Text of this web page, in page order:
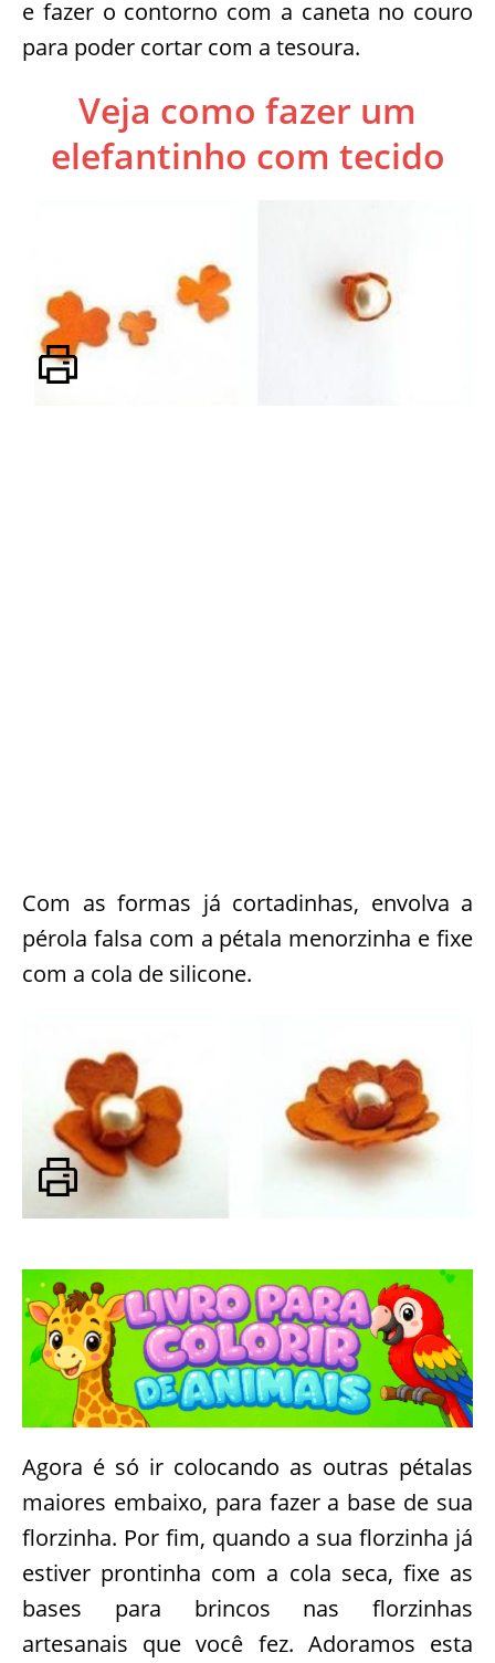
e fazer o contorno com a caneta no couro
para poder cortar com a tesoura.
Veja como fazer um
elefantinho com tecido
Com as formas já cortadinhas, envolva a
pérola falsa com a pétala menorzinha e fixe
com a cola de silicone.
Agora é só ir colocando as outras pétalas
maiores embaixo, para fazer a base de sua
florzinha. Por fim, quando a sua florzinha já
estiver prontinha com a cola seca, fixe as
bases para brincos nas florzinhas
artesanais que você fez. Adoramos esta